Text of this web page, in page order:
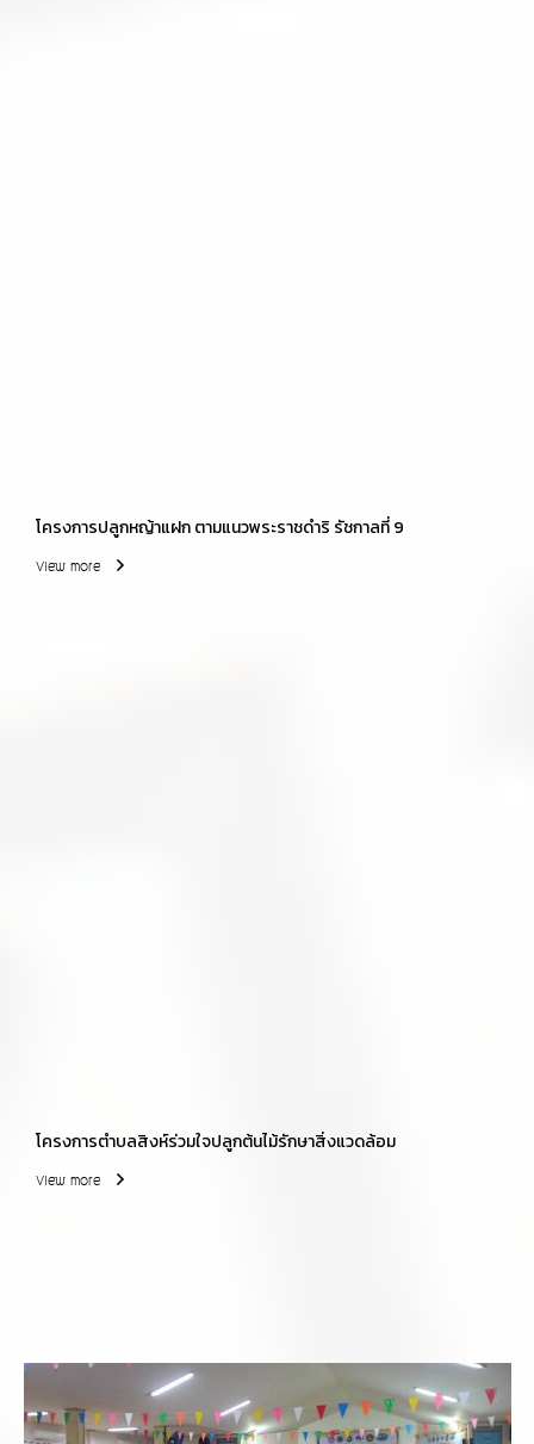
โครงการปลูกหญ้าแฝก ตามแนวพระราชดำริ รัชกาลที่ 9
View more
โครงการตำบลสิงห์ร่วมใจปลูกต้นไม้รักษาสิ่งแวดล้อม
View more